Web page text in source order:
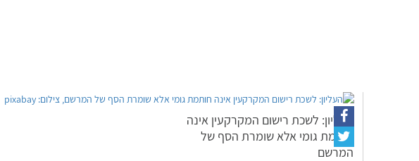
העליון: לשכת רישום המקרקעין אינה
חותמת גומי אלא שומרת הסף של
המרשם